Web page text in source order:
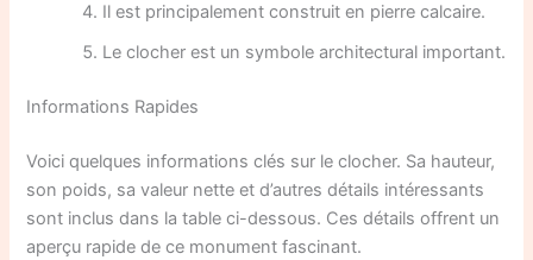
Il est principalement construit en pierre calcaire.
Le clocher est un symbole architectural important.
Informations Rapides
Voici quelques informations clés sur le clocher. Sa hauteur,
son poids, sa valeur nette et d’autres détails intéressants
sont inclus dans la table ci-dessous. Ces détails offrent un
aperçu rapide de ce monument fascinant.